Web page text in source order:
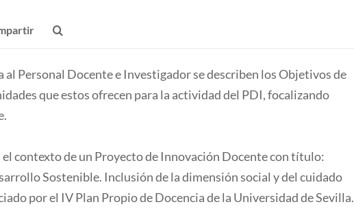
Personal Docente e Investigador se describen los Objetivos de
que estos ofrecen para la actividad del PDI, focalizando
contexto de un Proyecto de Innovación Docente con título:
Sostenible. Inclusión de la dimensión social y del cuidado
por el IV Plan Propio de Docencia de la Universidad de Sevilla.